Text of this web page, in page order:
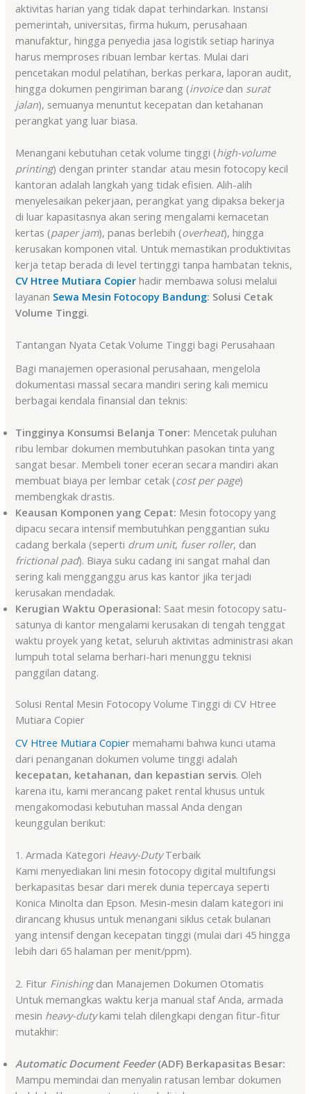
aktivitas harian yang tidak dapat terhindarkan. Instansi
pemerintah, universitas, firma hukum, perusahaan
manufaktur, hingga penyedia jasa logistik setiap harinya
harus memproses ribuan lembar kertas. Mulai dari
pencetakan modul pelatihan, berkas perkara, laporan audit,
hingga dokumen pengiriman barang (invoicedan surat
jalan), semuanya menuntut kecepatan dan ketahanan
perangkat yang luar biasa.
Menangani kebutuhan cetak volume tinggi (high-volume
printing) dengan printer standar atau mesin fotocopy kecil
kantoran adalah langkah yang tidak efisien. Alih-alih
menyelesaikan pekerjaan, perangkat yang dipaksa bekerja
di luar kapasitasnya akan sering mengalami kemacetan
kertas (paper jam), panas berlebih (overheat), hingga
kerusakan komponen vital. Untuk memastikan produktivitas
kerja tetap berada di level tertinggi tanpa hambatan teknis,
CV Htree Mutiara Copier hadir membawa solusi melalui
layanan Sewa Mesin Fotocopy Bandung: Solusi Cetak
Volume Tinggi.
Tantangan Nyata Cetak Volume Tinggi bagi Perusahaan
Bagi manajemen operasional perusahaan, mengelola
dokumentasi massal secara mandiri sering kali memicu
berbagai kendala finansial dan teknis:
Tingginya Konsumsi Belanja Toner: Mencetak puluhan
ribu lembar dokumen membutuhkan pasokan tinta yang
sangat besar. Membeli toner eceran secara mandiri akan
membuat biaya per lembar cetak (cost per page)
membengkak drastis.
Keausan Komponen yang Cepat: Mesin fotocopy yang
dipacu secara intensif membutuhkan penggantian suku
cadang berkala (seperti drum unit, fuser roller, dan
frictional pad). Biaya suku cadang ini sangat mahal dan
sering kali mengganggu arus kas kantor jika terjadi
kerusakan mendadak.
Kerugian Waktu Operasional: Saat mesin fotocopy satu-
satunya di kantor mengalami kerusakan di tengah tenggat
waktu proyek yang ketat, seluruh aktivitas administrasi akan
lumpuh total selama berhari-hari menunggu teknisi
panggilan datang.
Solusi Rental Mesin Fotocopy Volume Tinggi di CV Htree
Mutiara Copier
CV Htree Mutiara Copier memahami bahwa kunci utama
dari penanganan dokumen volume tinggi adalah
kecepatan, ketahanan, dan kepastian servis. Oleh
karena itu, kami merancang paket rental khusus untuk
mengakomodasi kebutuhan massal Anda dengan
keunggulan berikut:
1. Armada Kategori Heavy-DutyTerbaik
Kami menyediakan lini mesin fotocopy digital multifungsi
berkapasitas besar dari merek dunia tepercaya seperti
Konica Minolta dan Epson. Mesin-mesin dalam kategori ini
dirancang khusus untuk menangani siklus cetak bulanan
yang intensif dengan kecepatan tinggi (mulai dari 45 hingga
lebih dari 65 halaman per menit/ppm).
2. Fitur Finishingdan Manajemen Dokumen Otomatis
Untuk memangkas waktu kerja manual staf Anda, armada
mesin heavy-dutykami telah dilengkapi dengan fitur-fitur
mutakhir:
Automatic Document Feeder(ADF) Berkapasitas Besar:
Mampu memindai dan menyalin ratusan lembar dokumen